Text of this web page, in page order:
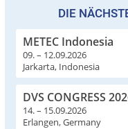
DIE
METEC Indonesia
09. – 12.09.2026
Jarkarta, Indonesia
DVS CONGRESS
14. – 15.09.2026
Erlangen, Germany